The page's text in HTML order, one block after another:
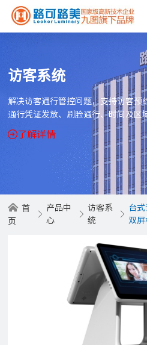
访客系统
解决访客通行管控问题，支持访客预
通行凭证发放、刷脸通行、时间及区
了解详情
首
页
产品中
心
访客系
统
台
双屏